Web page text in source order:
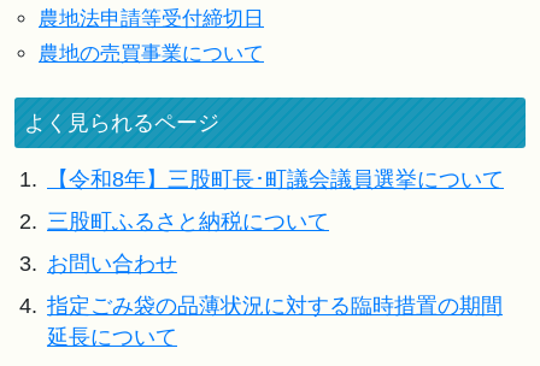
農地法申請等受付締切日
農地の売買事業について
よく見られるページ
1.
【令和8年】三股町長･町議会議員選挙について
2. 三股町ふるさと納税について
3. お問い合わせ
4. 指定ごみ袋の品薄状況に対する臨時措置の期間
延長について